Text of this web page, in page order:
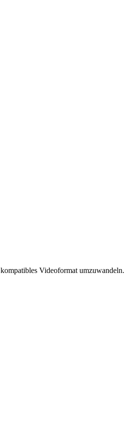
kompatibles Videoformat umzuwandeln.